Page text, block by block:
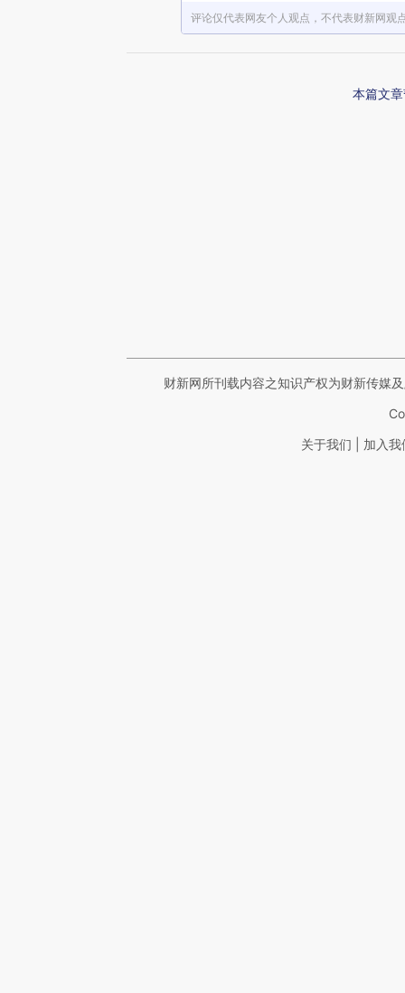
评论仅代表网友个人观点，不代表财新网观
本篇文
财新网所刊载内容之知识产权为财新传媒
关于我们 加入我